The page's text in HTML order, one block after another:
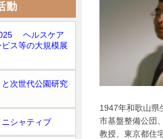
1947年和歌山県
市基盤整備公団
教授、東京都住
動
ヘルスケア
ス等の大規模展
次世代公園研究
シャティブ